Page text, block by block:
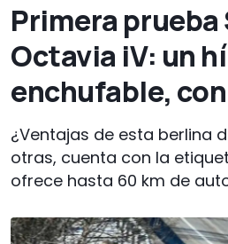
Primera prueba
Octavia iV: un
enchufable,
¿Ventajas de esta berlina
otras, cuenta con la
ofrece hasta 60 km de